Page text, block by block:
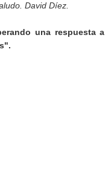
David Díez.
una respuesta a